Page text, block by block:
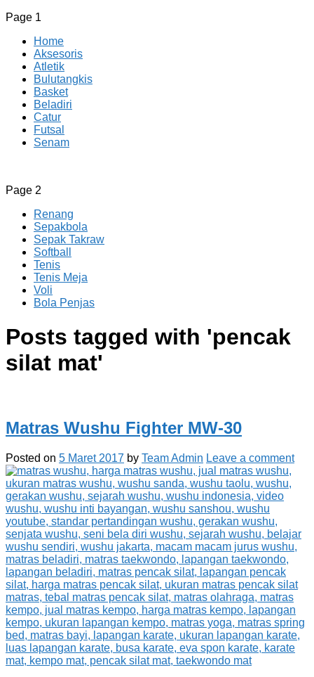
Page 1
Home
Aksesoris
Atletik
Bulutangkis
Basket
Beladiri
Catur
Futsal
Senam
CV JAYA BERSAMA Co Id
Menyediakan Semua Perlengkapan Olahraga Yang
Page 2
Renang
Sepakbola
Sepak Takraw
Softball
Tenis
Tenis Meja
Voli
Bola Penjas
Posts tagged with 'pencak
silat mat'
Matras Wushu Fighter MW-30
Posted on 5 Maret 2017 by Team Admin Leave a comment